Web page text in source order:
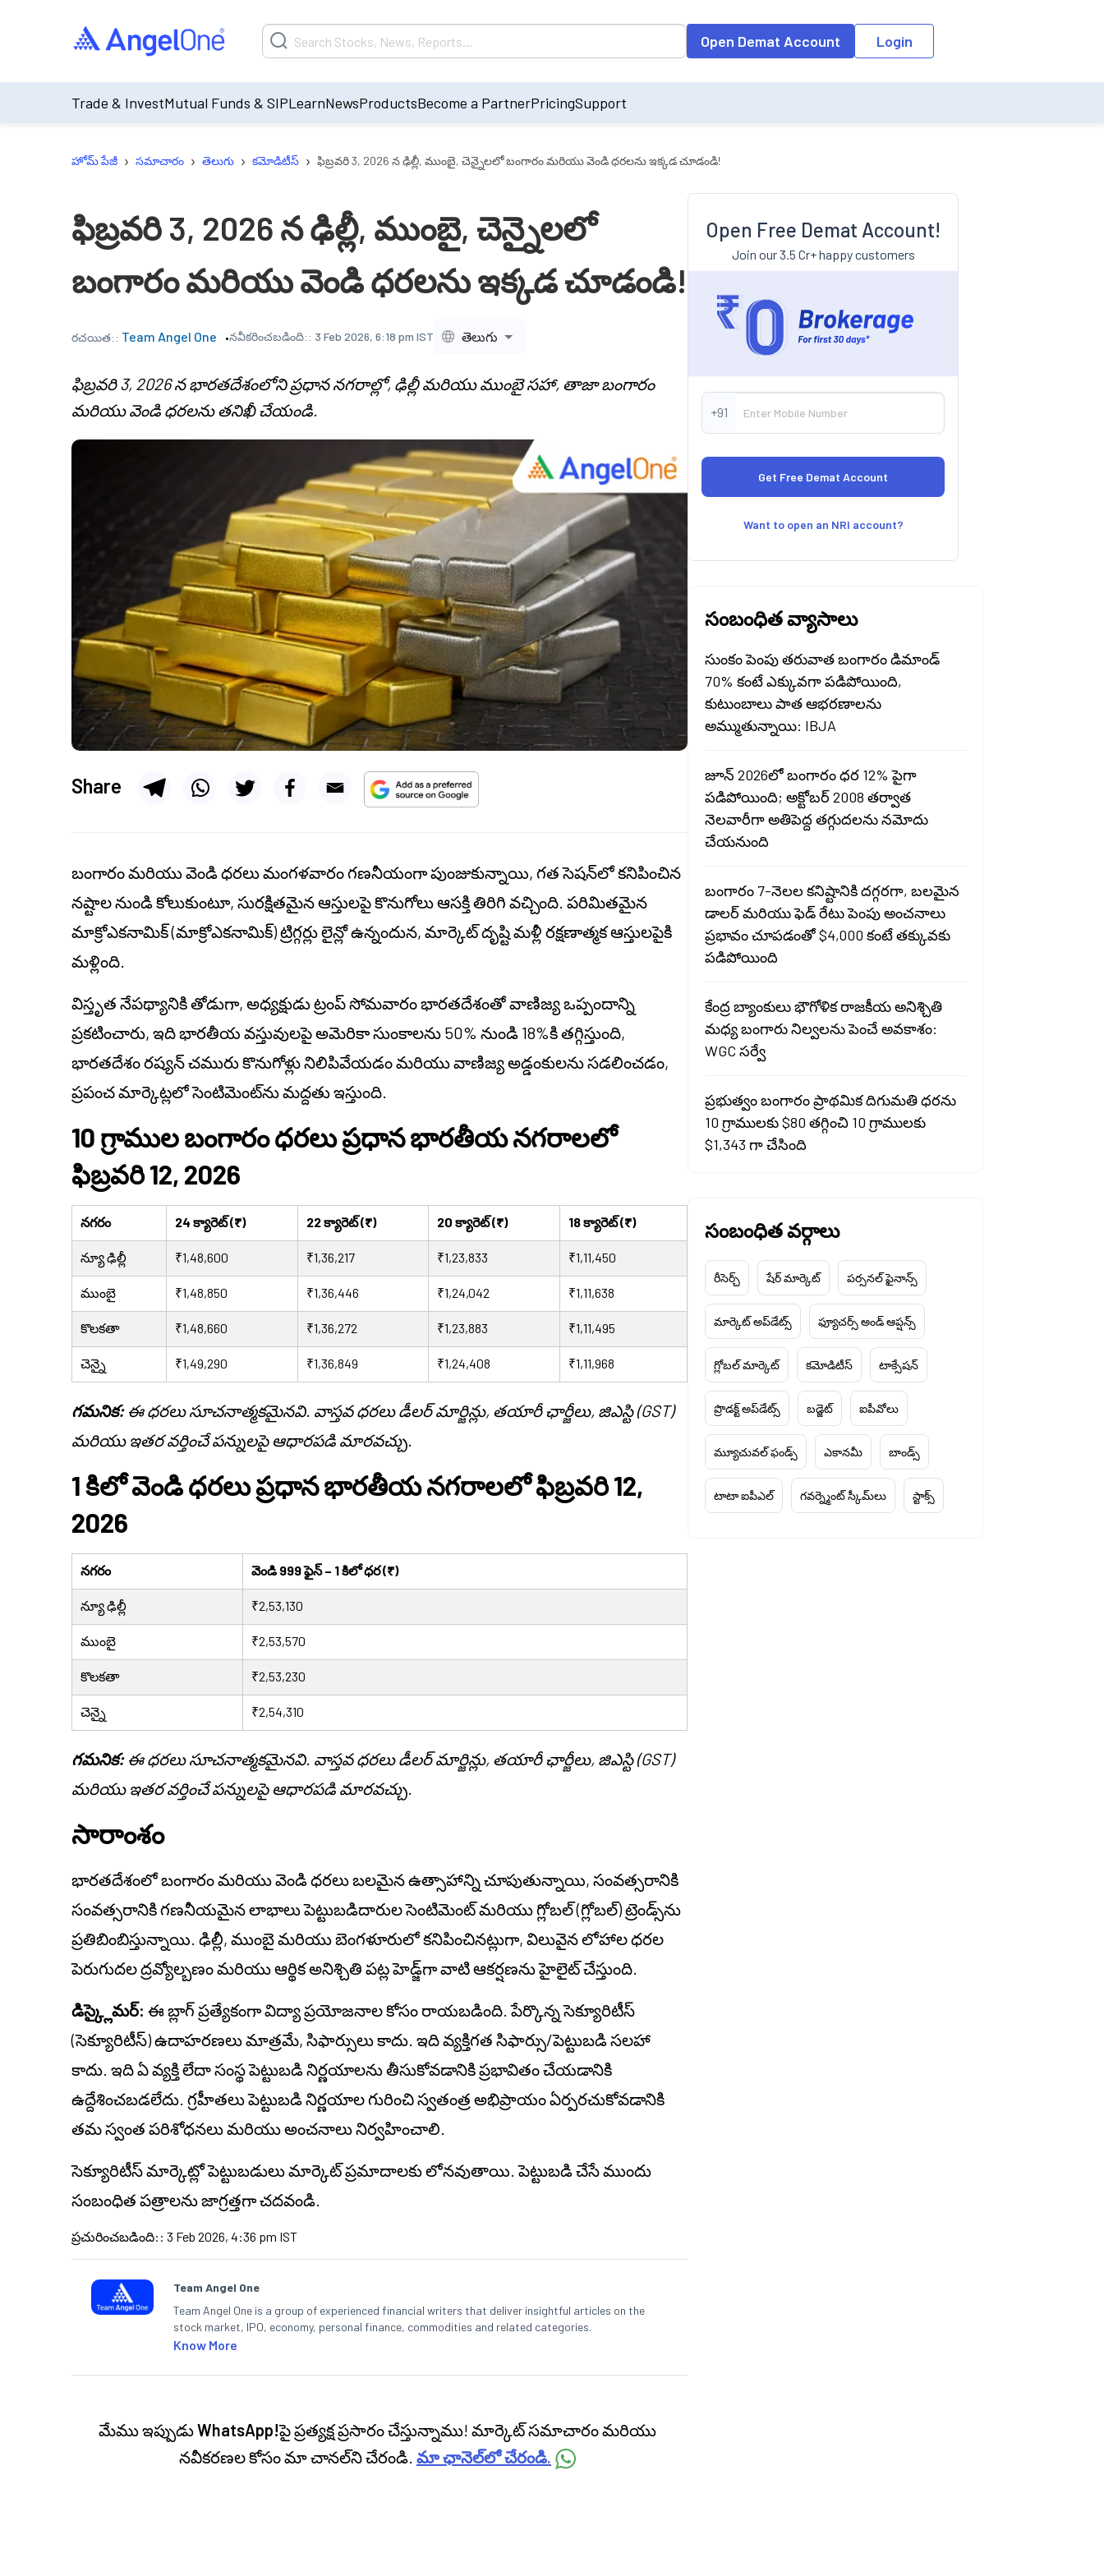
Open Demat Account Login
Trade & InvestMutual Funds & SIPLearnNewsProductsBecome a PartnerPricingSupport
హోమ్ పేజీ › సమాచారం › తెలుగు › కమోడిటీస్ › ఫిబ్రవరి 3, 2026 న ఢిల్లీ, ముంబై, చెన్నైలలో బంగారం మరియు వెండి ధరలను ఇక్కడ చూడండి!
ఫిబ్రవరి 3, 2026 న ఢిల్లీ, ముంబై, చెన్నైలలో
బంగారం మరియు వెండి ధరలను ఇక్కడ చూడండి!
రచయిత:: Team Angel One నవీకరించబడింది:: 3 Feb 2026, 6:18 pm IST తెలుగు
ఫిబ్రవరి 3, 2026 న భారతదేశంలోని ప్రధాన నగరాల్లో, ఢిల్లీ మరియు ముంబై సహా, తాజా బంగారం
మరియు వెండి ధరలను తనిఖీ చేయండి.
Share
బంగారం మరియు వెండి ధరలు మంగళవారం గణనీయంగా పుంజుకున్నాయి, గత సెషన్‌లో కనిపించిన
నష్టాల నుండి కోలుకుంటూ, సురక్షితమైన ఆస్తులపై కొనుగోలు ఆసక్తి తిరిగి వచ్చింది. పరిమితమైన
మాక్రోఎకనామిక్ (మాక్రోఎకనామిక్) ట్రిగ్గర్లు లైన్లో ఉన్నందున, మార్కెట్ దృష్టి మళ్లీ రక్షణాత్మక ఆస్తులపైకి
మళ్లింది.
విస్తృత నేపథ్యానికి తోడుగా, అధ్యక్షుడు ట్రంప్ సోమవారం భారతదేశంతో వాణిజ్య ఒప్పందాన్ని
ప్రకటించారు, ఇది భారతీయ వస్తువులపై అమెరికా సుంకాలను 50% నుండి 18%కి తగ్గిస్తుంది,
భారతదేశం రష్యన్ చమురు కొనుగోళ్లు నిలిపివేయడం మరియు వాణిజ్య అడ్డంకులను సడలించడం,
ప్రపంచ మార్కెట్లలో సెంటిమెంట్‌ను మద్దతు ఇస్తుంది.
10 గ్రాముల బంగారం ధరలు ప్రధాన భారతీయ నగరాలలో
ఫిబ్రవరి 12, 2026
నగరం 24 క్యారెట్ (₹) 22 క్యారెట్ (₹) 20 క్యారెట్ (₹) 18 క్యారెట్ (₹)
న్యూ ఢిల్లీ ₹1,48,600 ₹1,36,217 ₹1,23,833 ₹1,11,450
ముంబై ₹1,48,850 ₹1,36,446 ₹1,24,042 ₹1,11,638
కొలకతా ₹1,48,660 ₹1,36,272 ₹1,23,883 ₹1,11,495
చెన్నై ₹1,49,290 ₹1,36,849 ₹1,24,408 ₹1,11,968
గమనిక: ఈ ధరలు సూచనాత్మకమైనవి. వాస్తవ ధరలు డీలర్ మార్జిన్లు, తయారీ ఛార్జీలు, జిఎస్టి (GST)
మరియు ఇతర వర్తించే పన్నులపై ఆధారపడి మారవచ్చు.
1 కిలో వెండి ధరలు ప్రధాన భారతీయ నగరాలలో ఫిబ్రవరి 12,
2026
నగరం వెండి 999 ఫైన్ – 1 కిలో ధర (₹)
న్యూ ఢిల్లీ ₹2,53,130
ముంబై ₹2,53,570
కొలకతా ₹2,53,230
చెన్నై ₹2,54,310
గమనిక: ఈ ధరలు సూచనాత్మకమైనవి. వాస్తవ ధరలు డీలర్ మార్జిన్లు, తయారీ ఛార్జీలు, జిఎస్టి (GST)
మరియు ఇతర వర్తించే పన్నులపై ఆధారపడి మారవచ్చు.
సారాంశం
భారతదేశంలో బంగారం మరియు వెండి ధరలు బలమైన ఉత్సాహాన్ని చూపుతున్నాయి, సంవత్సరానికి
సంవత్సరానికి గణనీయమైన లాభాలు పెట్టుబడిదారుల సెంటిమెంట్ మరియు గ్లోబల్ (గ్లోబల్) ట్రెండ్స్‌ను
ప్రతిబింబిస్తున్నాయి. ఢిల్లీ, ముంబై మరియు బెంగళూరులో కనిపించినట్లుగా, విలువైన లోహాల ధరల
పెరుగుదల ద్రవ్యోల్బణం మరియు ఆర్థిక అనిశ్చితి పట్ల హెడ్జ్‌గా వాటి ఆకర్షణను హైలైట్ చేస్తుంది.
డిస్క్లైమర్: ఈ బ్లాగ్ ప్రత్యేకంగా విద్యా ప్రయోజనాల కోసం రాయబడింది. పేర్కొన్న సెక్యూరిటీస్
(సెక్యూరిటీస్) ఉదాహరణలు మాత్రమే, సిఫార్సులు కాదు. ఇది వ్యక్తిగత సిఫార్సు/పెట్టుబడి సలహా
కాదు. ఇది ఏ వ్యక్తి లేదా సంస్థ పెట్టుబడి నిర్ణయాలను తీసుకోవడానికి ప్రభావితం చేయడానికి
ఉద్దేశించబడలేదు. గ్రహీతలు పెట్టుబడి నిర్ణయాల గురించి స్వతంత్ర అభిప్రాయం ఏర్పరచుకోవడానికి
తమ స్వంత పరిశోధనలు మరియు అంచనాలు నిర్వహించాలి.
సెక్యూరిటీస్ మార్కెట్లో పెట్టుబడులు మార్కెట్ ప్రమాదాలకు లోనవుతాయి. పెట్టుబడి చేసే ముందు
సంబంధిత పత్రాలను జాగ్రత్తగా చదవండి.
ప్రచురించబడింది: : 3 Feb 2026, 4:36 pm IST
Team Angel One
Team Angel One is a group of experienced financial writers that deliver insightful articles on the
stock market, IPO, economy, personal finance, commodities and related categories.
Know More
మేము ఇప్పుడుWhatsApp!పై ప్రత్యక్ష ప్రసారం చేస్తున్నాము! మార్కెట్ సమాచారం మరియు
నవీకరణల కోసం మా చానల్‌ని చేరండి. మా ఛానెల్‌లో చేరండి.
Open Free Demat Account!
Join our 3.5 Cr+ happy customers
+91
Want to open an NRI account?
సంబంధిత వ్యాసాలు
సుంకం పెంపు తరువాత బంగారం డిమాండ్
70% కంటే ఎక్కువగా పడిపోయింది,
కుటుంబాలు పాత ఆభరణాలను
అమ్ముతున్నాయి: IBJA
జూన్ 2026లో బంగారం ధర 12% పైగా
పడిపోయింది; అక్టోబర్ 2008 తర్వాత
నెలవారీగా అతిపెద్ద తగ్గుదలను నమోదు
చేయనుంది
బంగారం 7-నెలల కనిష్టానికి దగ్గరగా, బలమైన
డాలర్ మరియు ఫెడ్ రేటు పెంపు అంచనాలు
ప్రభావం చూపడంతో $4,000 కంటే తక్కువకు
పడిపోయింది
కేంద్ర బ్యాంకులు భౌగోళిక రాజకీయ అనిశ్చితి
మధ్య బంగారు నిల్వలను పెంచే అవకాశం:
WGC సర్వే
ప్రభుత్వం బంగారం ప్రాథమిక దిగుమతి ధరను
10 గ్రాములకు $80 తగ్గించి 10 గ్రాములకు
$1,343 గా చేసింది
సంబంధిత వర్గాలు
రీసెర్చ్ షేర్ మార్కెట్ పర్సనల్ ఫైనాన్స్
మార్కెట్ అప్‌డేట్స్ ఫ్యూచర్స్ అండ్ ఆప్షన్స్
గ్లోబల్ మార్కెట్ కమోడిటీస్ టాక్సేషన్
ప్రొడక్ట్ అప్‌డేట్స్ బడ్జెట్ ఐపీవోలు
మ్యూచువల్ ఫండ్స్ ఎకానమీ బాండ్స్
టాటా ఐపీఎల్ గవర్న్మెంట్ స్కీమ్‌లు స్టాక్స్